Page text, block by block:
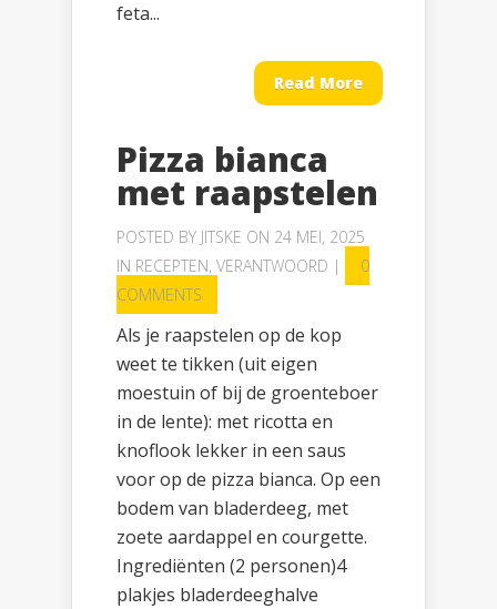
feta...
Read More
Pizza bianca
met raapstelen
POSTED BY JITSKE ON 24 MEI, 2025
IN RECEPTEN, VERANTWOORD |
0
COMMENTS
Als je raapstelen op de kop
weet te tikken (uit eigen
moestuin of bij de groenteboer
in de lente): met ricotta en
knoflook lekker in een saus
voor op de pizza bianca. Op een
bodem van bladerdeeg, met
zoete aardappel en courgette.
Ingrediënten (2 personen)4
plakjes bladerdeeghalve